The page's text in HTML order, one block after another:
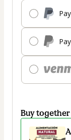
Buy together